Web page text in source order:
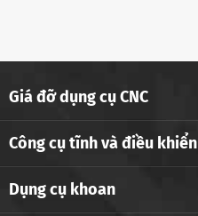
Giá đỡ dụng cụ CNC
Công cụ tĩnh và điều khiển
Dụng cụ khoan